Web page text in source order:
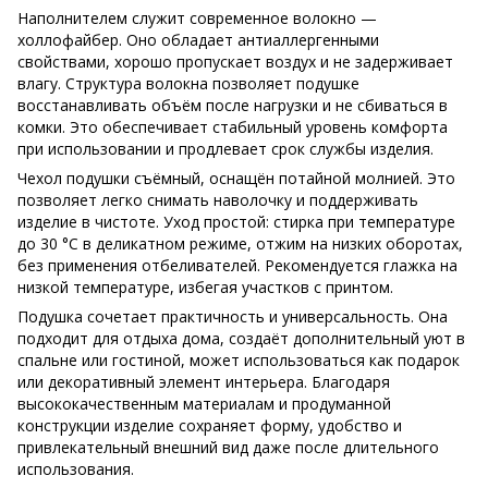
Наполнителем служит современное волокно —
холлофайбер. Оно обладает антиаллергенными
свойствами, хорошо пропускает воздух и не задерживает
влагу. Структура волокна позволяет подушке
восстанавливать объём после нагрузки и не сбиваться в
комки. Это обеспечивает стабильный уровень комфорта
при использовании и продлевает срок службы изделия.
Чехол подушки съёмный, оснащён потайной молнией. Это
позволяет легко снимать наволочку и поддерживать
изделие в чистоте. Уход простой: стирка при температуре
до 30 °C в деликатном режиме, отжим на низких оборотах,
без применения отбеливателей. Рекомендуется глажка на
низкой температуре, избегая участков с принтом.
Подушка сочетает практичность и универсальность. Она
подходит для отдыха дома, создаёт дополнительный уют в
спальне или гостиной, может использоваться как подарок
или декоративный элемент интерьера. Благодаря
высококачественным материалам и продуманной
конструкции изделие сохраняет форму, удобство и
привлекательный внешний вид даже после длительного
использования.